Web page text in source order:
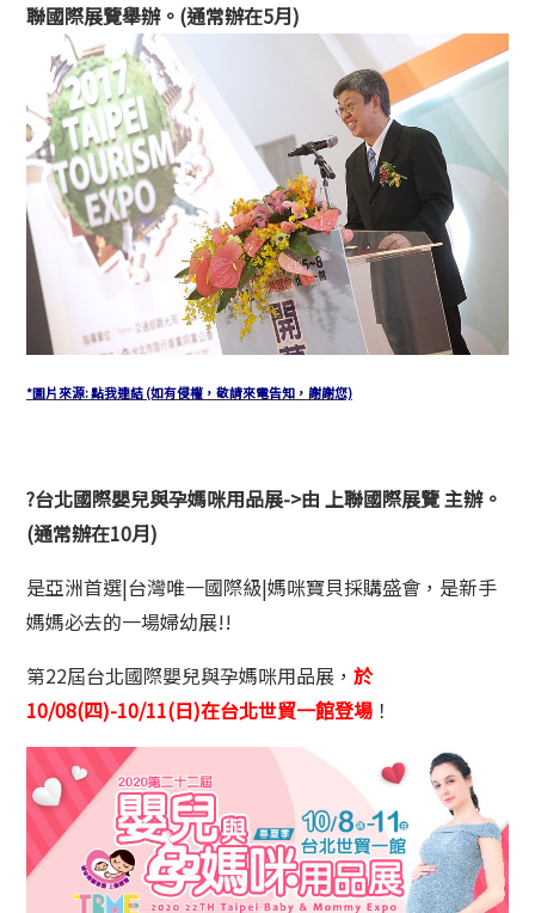
聯國際展覽舉辦。(通常辦在5月)
*圖片來源: 點我連結 (如有侵權，敬請來電告知，謝謝您)
?台北國際嬰兒與孕媽咪用品展->由 上聯國際展覽 主辦。
(通常辦在10月)
是亞洲首選|台灣唯一國際級|媽咪寶貝採購盛會，是新手
媽媽必去的一場婦幼展!!
第22屆台北國際嬰兒與孕媽咪用品展， 於
10/08(四)-10/11(日)在台北世貿一館登場 ！